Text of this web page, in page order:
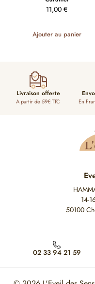
11,00 €
Ajouter au panier
Livraison offerte
A partir de 59€ TTC En
14-
50100
02 33 94 21 59